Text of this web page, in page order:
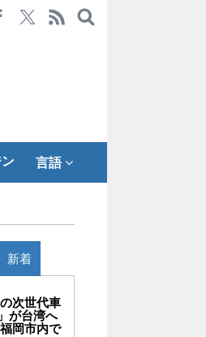
言語
新着
次世代車
が台湾へ
岡市内で